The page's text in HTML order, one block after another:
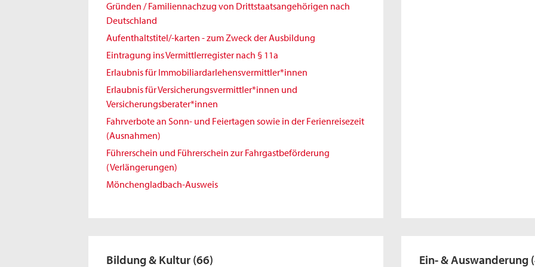
Gründen / Familiennachzug von Drittstaatsangehörigen nach
Deutschland
Aufenthaltstitel/-karten - zum Zweck der Ausbildung
Eintragung ins Vermittlerregister nach § 11a
Erlaubnis für Immobiliardarlehensvermittler*innen
Erlaubnis für Versicherungsvermittler*innen und
Versicherungsberater*innen
Fahrverbote an Sonn- und Feiertagen sowie in der Ferienreisezeit
(Ausnahmen)
Führerschein und Führerschein zur Fahrgastbeförderung
(Verlängerungen)
Mönchengladbach-Ausweis
Bildung & Kultur (66) Ein- & Auswanderung